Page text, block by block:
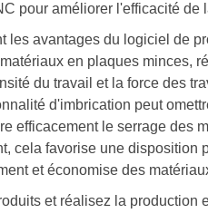
pour améliorer l'efficacité de
les avantages du logiciel de
en plaques minces,
du travail et la force des
d'imbrication peut
efficacement le serrage des
cela favorise une disposition
et économise des
et réalisez la production